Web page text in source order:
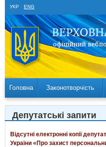
УКР ENG
Головна Законотворчість
Депутатські запити
Відсутні електронні копії
України «Про захист